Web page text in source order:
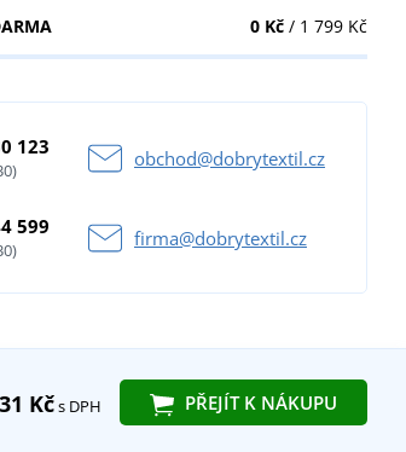
0 Kč/ 1 799 Kč
123 obchod@dobrytextil.cz
599 firma@dobrytextil.cz
31 Kčs DPH PŘEJÍT K NÁKUPU